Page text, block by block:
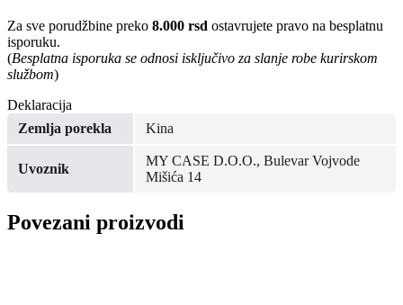
Za sve porudžbine preko 8.000 rsd ostavrujete pravo na besplatnu
isporuku.
(Besplatna isporuka se odnosi isključivo za slanje robe kurirskom
službom)
Deklaracija
Zemlja porekla
Kina
Uvoznik
MY CASE D.O.O., Bulevar Vojvode
Mišića 14
Povezani proizvodi